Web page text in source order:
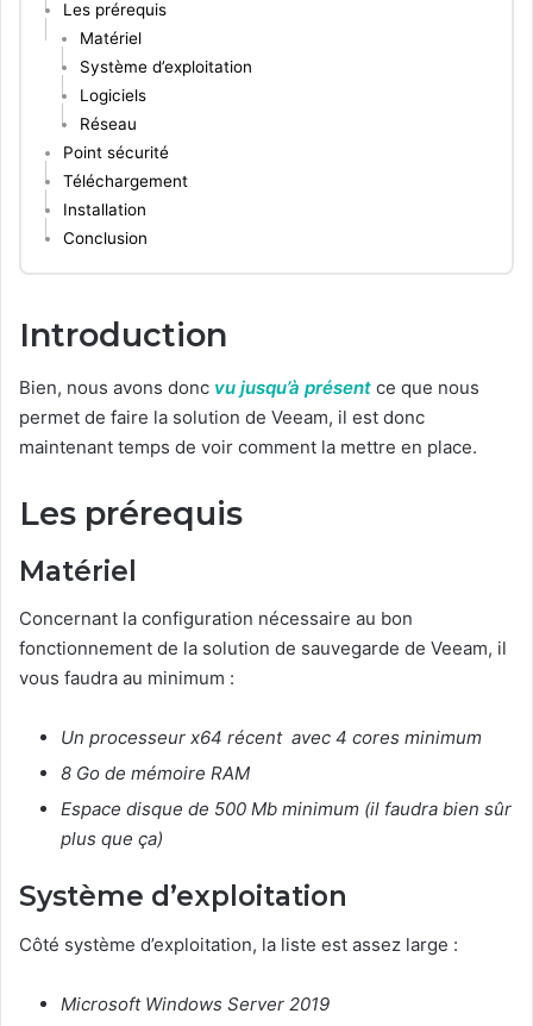
Les prérequis
Matériel
Système d’exploitation
Logiciels
Réseau
Point sécurité
Téléchargement
Installation
Conclusion
Introduction
Bien, nous avons donc vu jusqu’à présent ce que nous
permet de faire la solution de Veeam, il est donc
maintenant temps de voir comment la mettre en place.
Les prérequis
Matériel
Concernant la configuration nécessaire au bon
fonctionnement de la solution de sauvegarde de Veeam, il
vous faudra au minimum :
Un processeur x64 récent avec 4 cores minimum
8 Go de mémoire RAM
Espace disque de 500 Mb minimum (il faudra bien sûr
plus que ça)
Système d’exploitation
Côté système d’exploitation, la liste est assez large :
Microsoft Windows Server 2019